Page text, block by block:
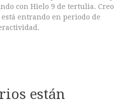
con Hielo 9 de tertulia. Creo
entrando en periodo de
están